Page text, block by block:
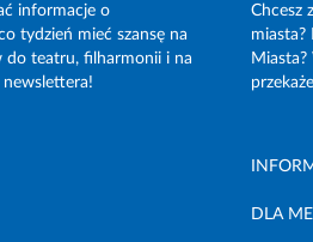
informacje o
tydzień mieć szansę na
do teatru, filharmonii i na
newslettera!
Chcesz
miasta?
Miasta?
DLA